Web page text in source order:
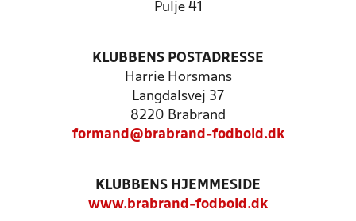
Pulje 41
KLUBBENS POSTADRESSE
Harrie Horsmans
Langdalsvej 37
8220 Brabrand
formand@brabrand-fodbold.dk
KLUBBENS HJEMMESIDE
www.brabrand-fodbold.dk